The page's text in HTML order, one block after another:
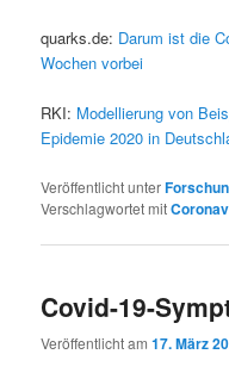
quarks.de: Darum ist die
Wochen vorbei
RKI: Modellierung von
Epidemie 2020 in
Veröffentlicht unter
Verschlagwortet mit
Covid-19-
Veröffentlicht am17. März